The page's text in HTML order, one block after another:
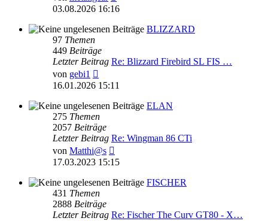
Beitrag
03.08.2026 16:16
BLIZZARD
97 Themen
449 Beiträge
Letzter Beitrag Re: Blizzard Firebird SL FIS …
von gebi1
Beitrag
16.01.2026 15:11
ELAN
275 Themen
2057 Beiträge
Letzter Beitrag Re: Wingman 86 CTi
von Matthi@s
Beitrag
17.03.2023 15:15
FISCHER
431 Themen
2888 Beiträge
Letzter Beitrag Re: Fischer The Curv GT80 - X…